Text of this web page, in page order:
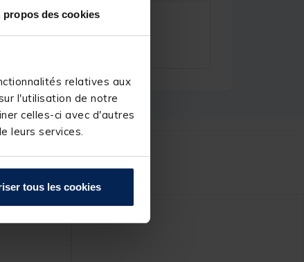
propos des cookies
relatives aux
l'utilisation de notre
celles-ci avec d'autres
leurs services.
tous les cookies
: